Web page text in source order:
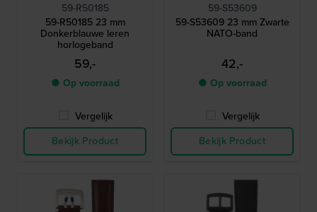
59-R50185
59-R50185 23 mm
Donkerblauwe leren
horlogeband
59,-
● Op voorraad
Vergelijk
Bekijk Product
59-S53609
59-S53609 23 mm Zwarte
NATO-band
42,-
● Op voorraad
Vergelijk
Bekijk Product